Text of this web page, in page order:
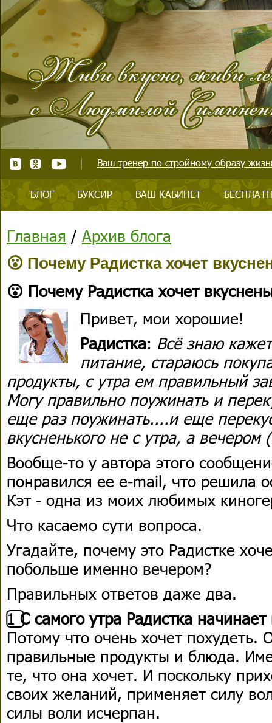
Ваш тренер по стройному образу
БЛОГ БУКСИР ВАШ КАБИНЕТ
Главная / Архив блога
😮 Почему Радистка хочет
😮 Почему Радистка хочет
Привет, мои хорошие!
Радистка: Всё знаю
питание, стараюсь
продукты, с утра ем правильный
Могу правильно поужинать и
еще раз поужинать....и еще
вкусненького не с утра, а вечером (
Вообще-то у автора этого
понравился ее e-mail, что решила
Кэт - одна из моих любимых
Что касаемо сути вопроса.
Угадайте, почему это Радистке
побольше именно вечером?
Правильных ответов даже два.
1️⃣С самого утра Радистка
Потому что очень хочет похудеть.
правильные продукты и блюда.
те, что она хочет. И поскольку
своих желаний, применяет силу
силы воли исчерпан.